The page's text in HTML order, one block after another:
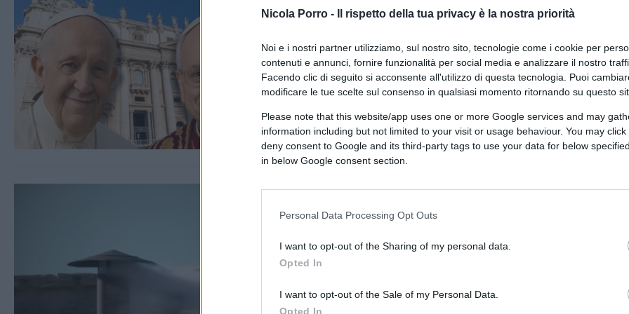
Nicola Porro - Il rispetto della tua privacy è la nostra priorità
Noi e i nostri partner utilizziamo, sul nostro sito, tecnologie come i cookie per
contenuti e annunci, fornire funzionalità per social media e analizzare il nostro
Facendo clic di seguito si acconsente all'utilizzo di questa tecnologia. Puoi
modificare le tue scelte sul consenso in qualsiasi momento ritornando su questo
Please note that this website/app uses one or more Google services and may
information including but not limited to your visit or usage behaviour. You may
deny consent to Google and its third-party tags to use your data for below
in below Google consent section.
Personal Data Processing Opt Outs
I want to opt-out of the Sharing of my personal data.
Opted In
I want to opt-out of the Sale of my Personal Data.
Opted In
Francesco
di Guglielmo Mastroianni
10 Maggio 2025, 17:30
9k
C’è l’Esercito italiano dietro la
fumata bianca al Conclave